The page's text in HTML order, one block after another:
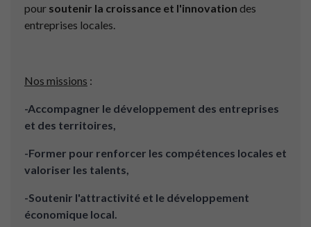
pour soutenir la croissance et l'innovation des
entreprises locales.
Nos missions :
-Accompagner le développement des entreprises
et des territoires,
-Former pour renforcer les compétences locales et
valoriser les talents,
-Soutenir l'attractivité et le développement
économique local.